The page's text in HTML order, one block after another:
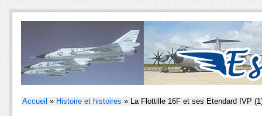
Accueil » Histoire et histoires » La Flottille 16F et ses Etendard IVP